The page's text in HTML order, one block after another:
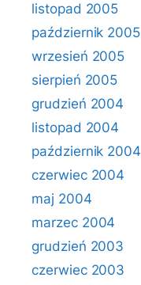
listopad 2005
październik 2005
wrzesień 2005
sierpień 2005
grudzień 2004
listopad 2004
październik 2004
czerwiec 2004
maj 2004
marzec 2004
grudzień 2003
czerwiec 2003